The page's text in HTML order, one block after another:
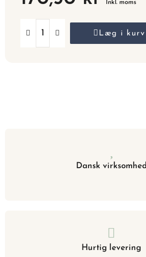
Inkl. moms
Læg i kurv
Dansk virksomhed
Hurtig levering